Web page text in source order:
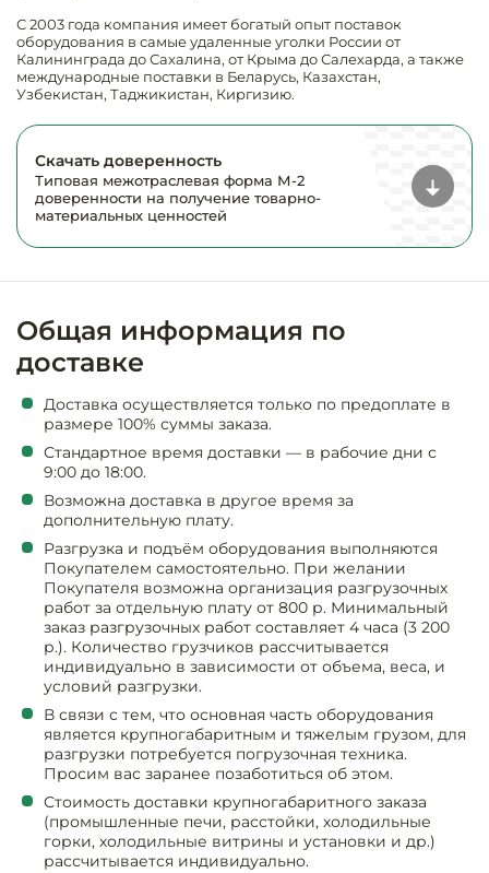
Барное
Кофейное
Кухонный
Посуда и
приборы
Нейтральное
общепита
Линии
питания
Оснащение
Оснащение
бытового
Ассортимент и
мерчандайзинг
оборудования
Монтаж
оборудования
С 2003 года компания имеет богатый опыт поставок
оборудования в самые удаленные уголки России от
Калининграда до Сахалина, от Крыма до Салехарда, а также
международные поставки в Беларусь, Казахстан,
Узбекистан, Таджикистан, Киргизию.
Скачать доверенность
Типовая межотраслевая форма М-2
доверенности на получение товарно-
материальных ценностей
Общая информация по
доставке
Доставка осуществляется только по предоплате в
размере 100% суммы заказа.
Стандартное время доставки — в рабочие дни с
9:00 до 18:00.
Возможна доставка в другое время за
дополнительную плату.
Разгрузка и подъём оборудования выполняются
Покупателем самостоятельно. При желании
Покупателя возможна организация разгрузочных
работ за отдельную плату от 800 р. Минимальный
заказ разгрузочных работ составляет 4 часа (3 200
р.). Количество грузчиков рассчитывается
индивидуально в зависимости от объема, веса, и
условий разгрузки.
В связи с тем, что основная часть оборудования
является крупногабаритным и тяжелым грузом, для
разгрузки потребуется погрузочная техника.
Просим вас заранее позаботиться об этом.
Стоимость доставки крупногабаритного заказа
(промышленные печи, расстойки, холодильные
горки, холодильные витрины и установки и др.)
рассчитывается индивидуально.